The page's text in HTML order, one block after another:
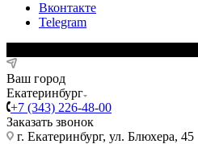
Вконтакте
Telegram
Ваш город
Екатеринбург
+7 (343) 226-48-00
Заказать звонок
г. Екатеринбург, ул. Блюхера, 45